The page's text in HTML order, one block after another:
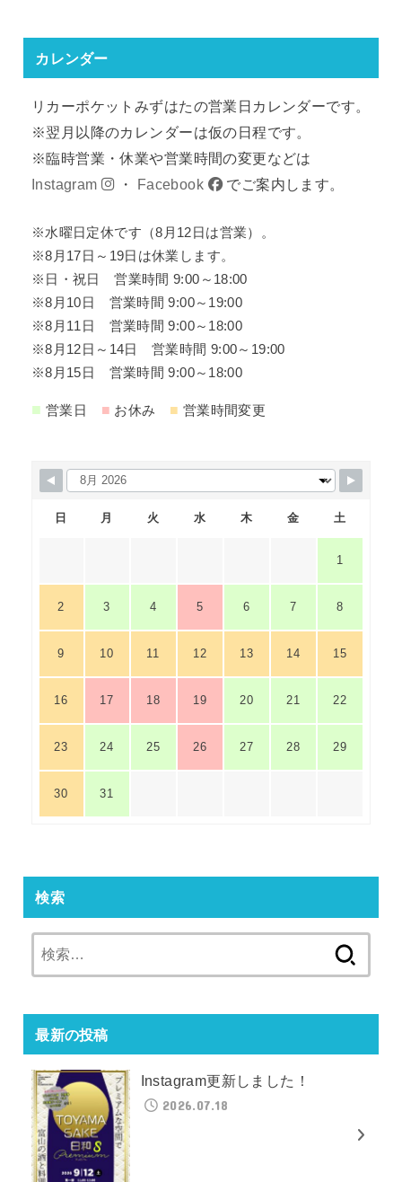
カレンダー
リカーポケットみずはたの営業日カレンダーです。
※翌月以降のカレンダーは仮の日程です。
※臨時営業・休業や営業時間の変更などは
Instagram
・ Facebook でご案内します。
※水曜日定休です（8月12日は営業）。
※8月17日～19日は休業します。
※日・祝日 営業時間 9:00～18:00
※8月10日 営業時間 9:00～19:00
※8月11日 営業時間 9:00～18:00
※8月12日～14日 営業時間 9:00～19:00
※8月15日 営業時間 9:00～18:00
■ 営業日 ■ お休み ■ 営業時間変更
日 月 火 水 木 金 土
1
2 3 4 5 6 7 8
9 10 11 12 13 14 15
16 17 18 19 20 21 22
23 24 25 26 27 28 29
30 31
検索
索:
最新の投稿
Instagram更新しました！
2026.07.18